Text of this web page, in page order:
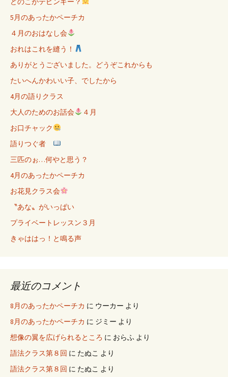
5月のあったかペーチカ
４月のおはなし会
おれはこれを縫う！
ありがとうございました。どうぞこれからも
たいへんかわいい子、でしたから
4月の語りクラス
大人のためのお話会
４月
お口チャック
語りつぐ者
三匹のぉ…何やと思う？
4月のあったかペーチカ
お花見クラス会
〝あな〟がいっぱい
プライベートレッスン３月
きゃははっ！と鳴る声
最近のコメント
8月のあったかペーチカ に ウーカー より
8月のあったかペーチカ に ジミー より
想像の翼を広げられるところ に おらふ より
語法クラス第８回 に たぬこ より
語法クラス第８回 に たぬこ より